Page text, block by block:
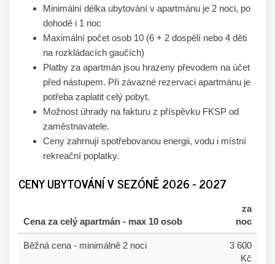
Minimální délka ubytování v apartmánu je 2 noci, po
dohodě i 1 noc
Maximální počet osob 10 (6 + 2 dospělí nebo 4 děti
na rozkládacích gaučích)
Platby za apartmán jsou hrazeny převodem na účet
před nástupem. Při závazné rezervaci apartmánu je
potřeba zaplatit celý pobyt.
Možnost úhrady na fakturu z příspěvku FKSP od
zaměstnavatele.
Ceny zahrnují spotřebovanou energii, vodu i místní
rekreační poplatky.
CENY UBYTOVÁNÍ V SEZÓNĚ 2026 - 2027
Cena za celý apartmán - max 10 osob
za
noc
Běžná cena - minimálně 2 noci 3 600
Kč